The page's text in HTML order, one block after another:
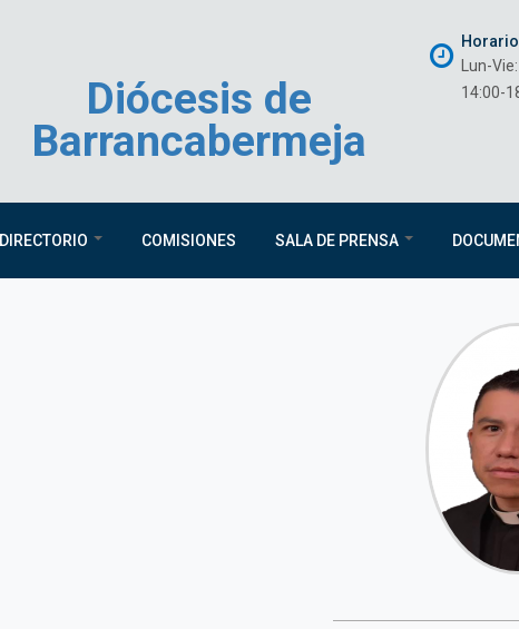
Diócesis de
Barrancabermeja
Lun-
14:00-
DIRECTORIO COMISIONES SALA DE PRENSA